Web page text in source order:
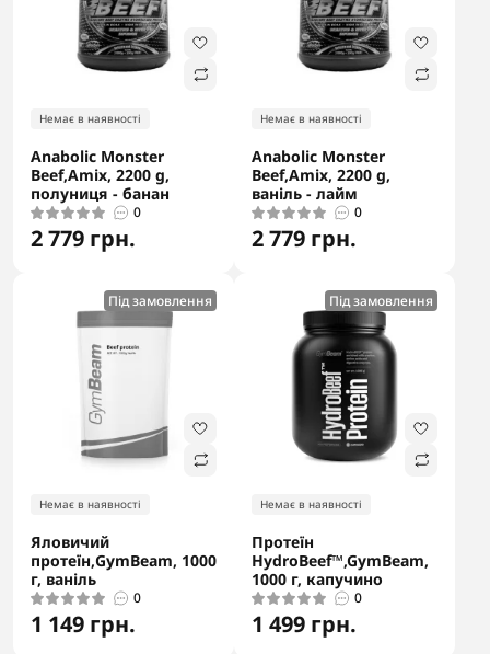
Немає в наявності
Anabolic Monster
Beef,Amix, 2200 g,
полуниця - банан
0
2 779 грн.
Немає в наявності
Anabolic Monster
Beef,Amix, 2200 g,
ваніль - лайм
0
2 779 грн.
Під замовлення
Немає в наявності
Яловичий
протеїн,GymBeam, 1000
г, ваніль
0
1 149 грн.
Під замовлення
Немає в наявності
Протеїн
HydroBeef™,GymBeam,
1000 г, капучино
0
1 499 грн.